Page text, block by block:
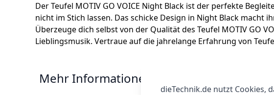
Der Teufel MOTIV GO VOICE Night Black ist der perfekte
nicht im Stich lassen. Das schicke Design in Night Black macht
Überzeuge dich selbst von der Qualität des Teufel MOTIV GO
Lieblingsmusik. Vertraue auf die jahrelange Erfahrung von
Mehr Informationen
dieTechnik.de nutzt Cookies,